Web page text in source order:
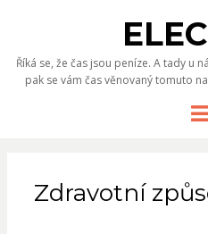
Říká se, že čas jsou peníze. A tady u
pak se vám čas věnovaný tomuto
Zdravotní